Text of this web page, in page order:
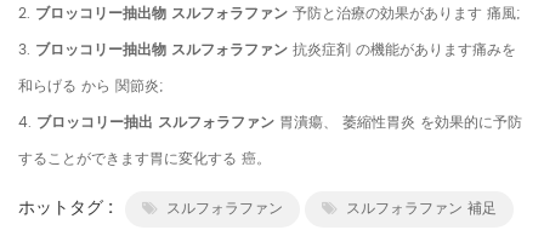
2. ブロッコリー抽出物 スルフォラファン 予防と治療の効果があります 痛風;
3. ブロッコリー抽出物 スルフォラファン 抗炎症剤 の機能があります痛みを
和らげる から 関節炎;
4. ブロッコリー抽出 スルフォラファン 胃潰瘍、 萎縮性胃炎 を効果的に予防
することができます胃に変化する 癌。
ホットタグ : スルフォラファン
スルフォラファン 補足